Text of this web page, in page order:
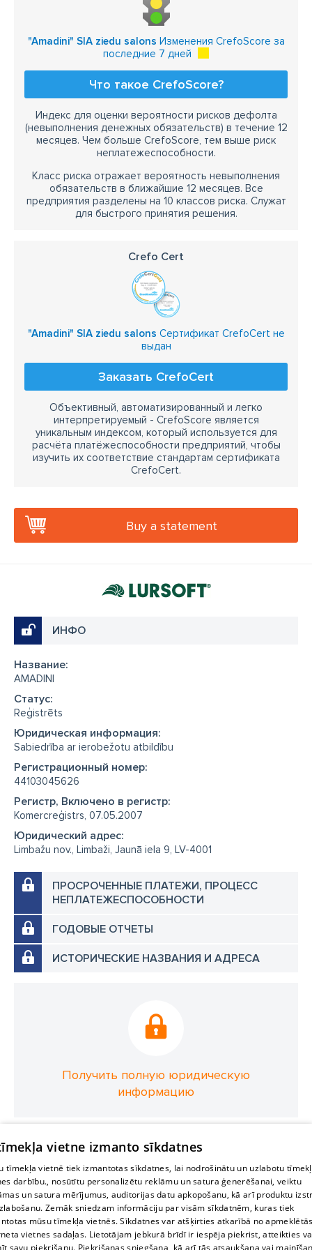
"Amadini" SIA ziedu salons Изменения CrefoScore за
последние 7 дней
Что такое CrefoScore?
Индекс для оценки вероятности рисков дефолта
(невыполнения денежных обязательств) в течение 12
месяцев. Чем больше CrefoScore, тем выше риск
неплатежеспособности.
Класс риска отражает вероятность невыполнения
обязательств в ближайшие 12 месяцев. Все
предприятия разделены на 10 классов риска. Служат
для быстрого принятия решения.
Crefo Cert
"Amadini" SIA ziedu salons Сертификат CrefoCert не
выдан
Заказать CrefoCert
Объективный, автоматизированный и легко
интерпретируемый - CrefoScore является
уникальным индексом, который используется для
расчёта платёжеспособности предприятий, чтобы
изучить их соответствие стандартам сертификата
CrefoCert.
Buy a statement
ИНФО
Название:
AMADINI
Cтатус:
Reģistrēts
Юридическая информация:
Sabiedrība ar ierobežotu atbildību
Регистрационный номер:
44103045626
Регистр, Включено в регистр:
Komercreģistrs, 07.05.2007
Юридический адрес:
Limbažu nov., Limbaži, Jaunā iela 9, LV-4001
ПРОСРОЧЕННЫЕ ПЛАТЕЖИ, ПРОЦЕСС
НЕПЛАТЕЖЕСПОСОБНОСТИ
ГОДОВЫЕ ОТЧЕТЫ
ИСТОРИЧЕСКИЕ НАЗВАНИЯ И АДРЕСА
Получить полную юридическую
информацию
vietne izmanto sīkdatnes
tīmekļa vietnē tiek izmantotas sīkdatnes, lai nodrošinātu un uzlabotu
darbību., nosūtītu personalizētu reklāmu un satura ģenerēšanai, veiktu
un satura mērījumus, auditorijas datu apkopošanu, kā arī produktu
Zemāk sniedzam informāciju par visām sīkdatnēm, kuras tiek
mūsu tīmekļa vietnēs. Sīkdatnes var atšķirties atkarībā no
vietnes sadaļas. Lietotājam jebkurā brīdī ir iespēja piekrist, atteikties
savu piekrišanu. Piekrišanas sniegšana, kā arī tās atsaukšana vai